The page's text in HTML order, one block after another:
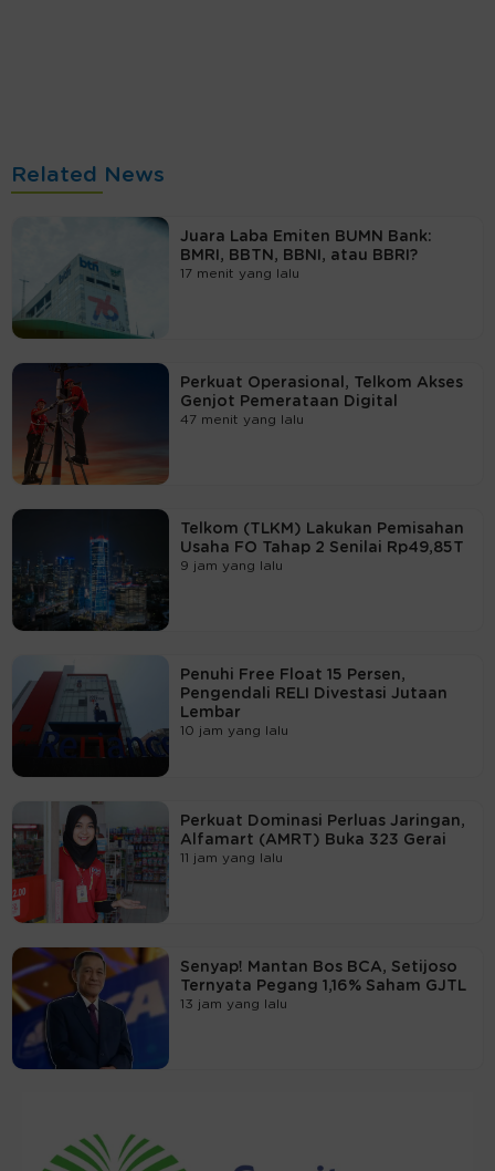
Related News
Juara Laba Emiten BUMN Bank:
BMRI, BBTN, BBNI, atau BBRI?
17 menit yang lalu
Perkuat Operasional, Telkom Akses
Genjot Pemerataan Digital
47 menit yang lalu
Telkom (TLKM) Lakukan Pemisahan
Usaha FO Tahap 2 Senilai Rp49,85T
9 jam yang lalu
Penuhi Free Float 15 Persen,
Pengendali RELI Divestasi Jutaan
Lembar
10 jam yang lalu
Perkuat Dominasi Perluas Jaringan,
Alfamart (AMRT) Buka 323 Gerai
11 jam yang lalu
Senyap! Mantan Bos BCA, Setijoso
Ternyata Pegang 1,16% Saham GJTL
13 jam yang lalu